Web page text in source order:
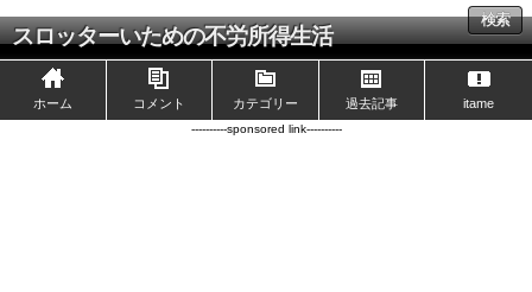
スロッターいための不労所得生活
検索
ホーム コメント カテゴリー 過去記事 itame
----------sponsored link----------